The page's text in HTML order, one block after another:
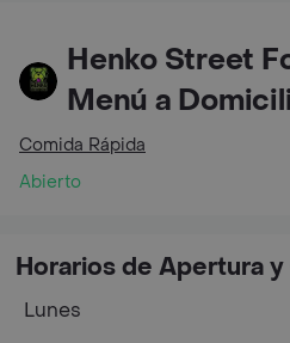
Henko Street
Menú a
Comida Rápida
Abierto
Horarios de Apertura
Lunes